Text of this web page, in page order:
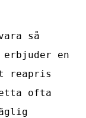
så
en
reapris
ofta